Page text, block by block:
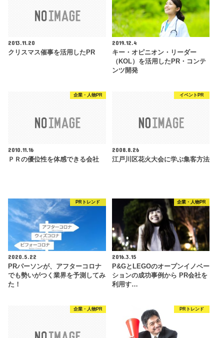
2013.11.20
クリスマス催事を活用したPR
2019.12.4
キー・オピニオン・リーダー
（KOL）を活用したPR・コンテ
ンツ開発
企業・人物PR
2010.11.16
ＰＲの優位性を体感できる会社
イベントPR
2008.8.26
江戸川区花火大会に学ぶ集客方法
PRトレンド
2020.5.22
PRパーソンが、アフターコロナ
でも勢いがつく業界を予測してみ
た！
企業・人物PR
2016.3.15
P&GとLEGOのオープンイノベー
ションの成功事例から PR会社を
利用す…
企業・人物PR PRトレンド